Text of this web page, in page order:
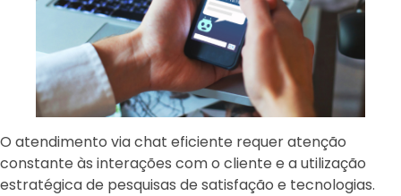
O atendimento via chat eficiente requer atenção
constante às interações com o cliente e a utilização
estratégica de pesquisas de satisfação e tecnologias.